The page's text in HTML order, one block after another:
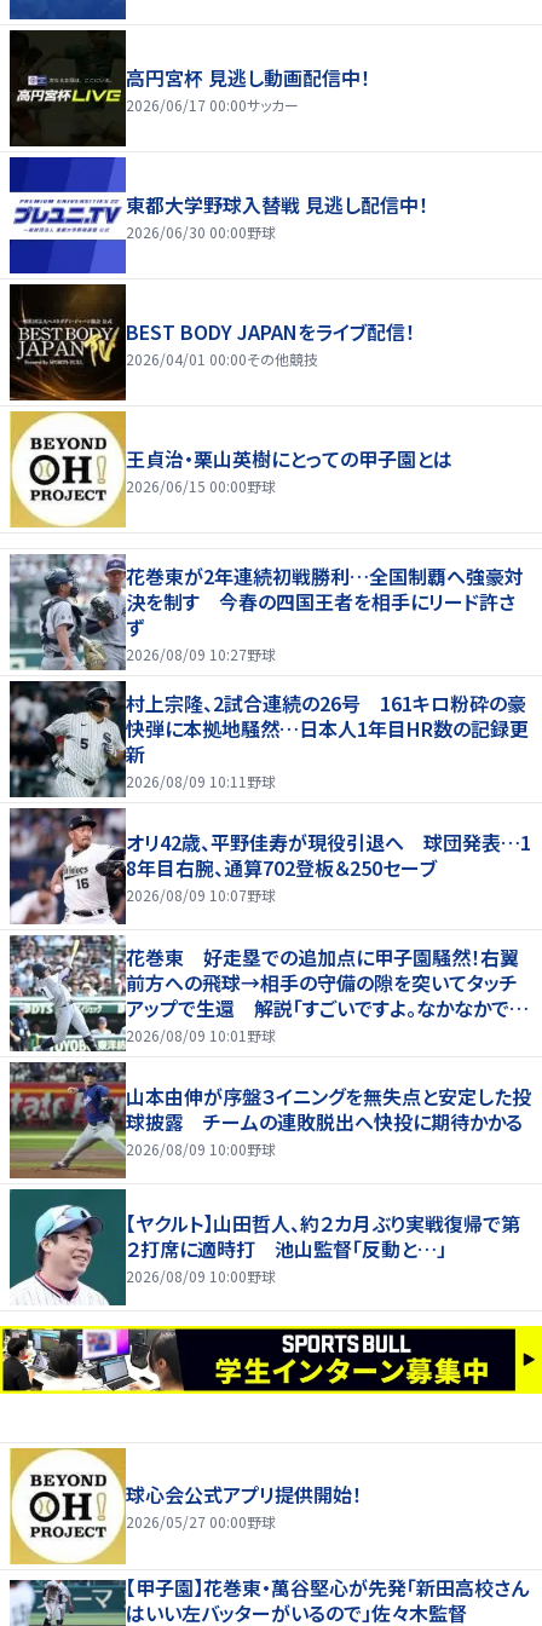
高円宮杯 見逃し動画配信中！
2026/06/17 00:00サッカー
東都大学野球入替戦 見逃し配信中！
2026/06/30 00:00野球
BEST BODY JAPANをライブ配信！
2026/04/01 00:00その他競技
王貞治・栗山英樹にとっての甲子園とは
2026/06/15 00:00野球
花巻東が2年連続初戦勝利…全国制覇へ強豪対
決を制す 今春の四国王者を相手にリード許さ
ず
2026/08/09 10:27野球
村上宗隆、2試合連続の26号 161キロ粉砕の豪
快弾に本拠地騒然…日本人1年目HR数の記録更
新
2026/08/09 10:11 野球
オリ42歳、平野佳寿が現役引退へ 球団発表…1
8年目右腕、通算702登板＆250セーブ
2026/08/09 10:07野球
花巻東 好走塁での追加点に甲子園騒然！右翼
前方への飛球→相手の守備の隙を突いてタッチ
アップで生還 解説「すごいですよ。なかなかでき
ないプレー」
2026/08/09 10:01 野球
山本由伸が序盤３イニングを無失点と安定した投
球披露 チームの連敗脱出へ快投に期待かかる
2026/08/09 10:00野球
【ヤクルト】山田哲人、約２カ月ぶり実戦復帰で第
２打席に適時打 池山監督「反動と…」
2026/08/09 10:00野球
球心会公式アプリ提供開始！
2026/05/27 00:00野球
【甲子園】花巻東・萬谷堅心が先発「新田高校さん
はいい左バッターがいるので」佐々木監督